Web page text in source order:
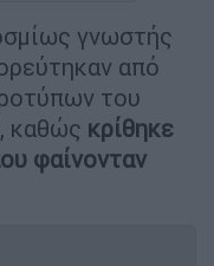
γνωστής
από
του
καθώς κρίθηκε
φαίνονταν